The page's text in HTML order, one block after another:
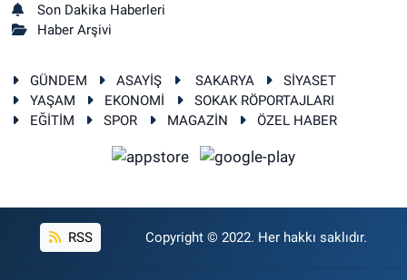
Son Dakika Haberleri
Haber Arşivi
GÜNDEM ASAYİŞ SAKARYA
SİYASET
YAŞAM
EKONOMİ
SOKAK RÖPORTAJLARI
EĞİTİM
SPOR MAGAZİN ÖZEL HABER
RSS Copyright © 2022. Her hakkı saklıdır.